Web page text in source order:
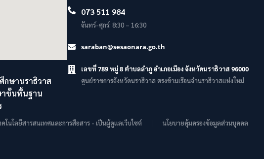
กษานราธิวาส
าขั้นพื้นฐาน
073 511 984
จันทร์-ศุกร์: 8:30 – 16:30
saraban@sesaonara.go.th
เลขที่ 789 หมู่ 8 ตำบลลำภู อำเภอเมือง จังหวัดนราธิวาส 96000
ศูนย์ราชการจังหวัดนราธิวาส ตรงข้ามเรือนจำนราธิวาสแห่งใหม่
นโลยีสารสนเทศและการสือสาร - เป็นผู้ดูแลเว็บไซต์ นโยบายคุ้มครองข้อมูลส่วนบุคคล